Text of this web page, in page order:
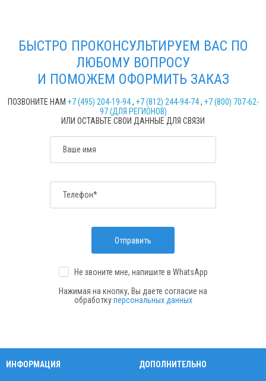
БЫСТРО ПРОКОНСУЛЬТИРУЕМ ВАС ПО
ЛЮБОМУ ВОПРОСУ
И ПОМОЖЕМ ОФОРМИТЬ ЗАКАЗ
ПОЗВОНИТЕ НАМ +7 (495) 204-19-94, +7 (812) 244-94-74, +7 (800) 707-62-
97 (ДЛЯ РЕГИОНОВ)
ИЛИ ОСТАВЬТЕ СВОИ ДАННЫЕ ДЛЯ СВЯЗИ
Ваше имя
Телефон*
Отправить
Не звоните мне, напишите в WhatsApp
Нажимая на кнопку, Вы даете согласие на
обработкуперсональных данных
ИНФОРМАЦИЯ ДОПОЛНИТЕЛЬНО